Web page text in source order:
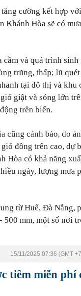
cường kết hợp
Khánh Hòa sẽ có
cầm và quá trình
trũng, thấp; lũ
tại đô thị và khu
giật và sóng lớn
trên biển.
cũng cảnh báo, do
đông trên cao, dự
Hòa có khả năng
ngày, lượng mưa
từ Huế, Đà Nẵng,
mm, một số nơi
15/11/2025 07:36 (GMT
tiêm miễn phí